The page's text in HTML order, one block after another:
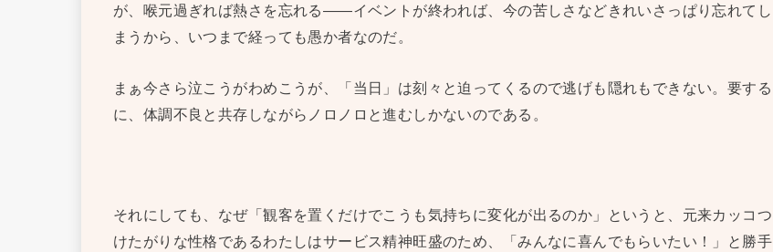
が、喉元過ぎれば熱さを忘れる——イベントが終われば、今の苦しさなどきれいさっぱり忘れてし
まうから、いつまで経っても愚か者なのだ。
まぁ今さら泣こうがわめこうが、「当日」は刻々と迫ってくるので逃げも隠れもできない。要する
に、体調不良と共存しながらノロノロと進むしかないのである。
それにしても、なぜ「観客を置くだけでこうも気持ちに変化が出るのか」というと、元来カッコつ
けたがりな性格であるわたしはサービス精神旺盛のため、「みんなに喜んでもらいたい！」と勝手